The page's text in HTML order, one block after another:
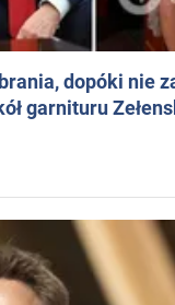
dopóki nie
garnituru